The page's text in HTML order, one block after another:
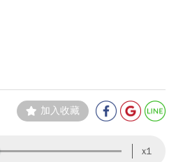
加入收藏
x1